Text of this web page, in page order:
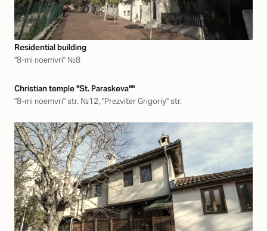
Residential building
"8-mi noemvri" №8
Christian temple "St. Paraskeva""
"8-mi noemvri" str. №12, "Prezviter Grigoriy" str.